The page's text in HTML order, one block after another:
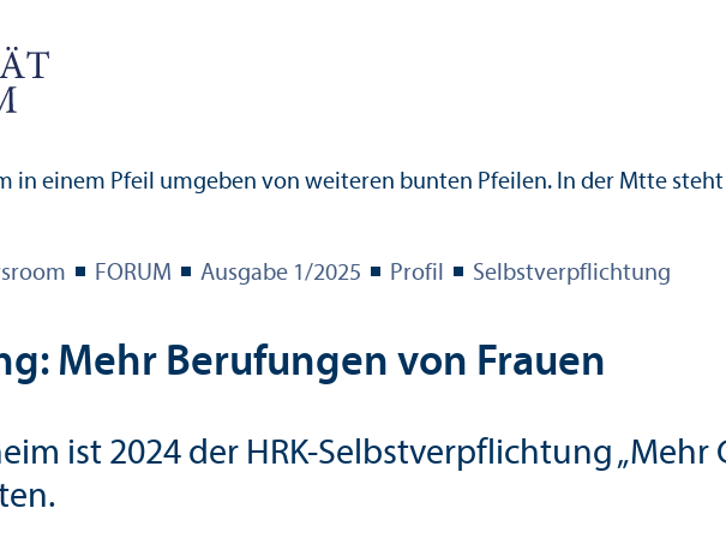
FORUM Ausgabe 1/2025 Profil Selbstverpflichtung
Mehr Berufungen von Frauen
ist 2024 der HRK-Selbstverpflichtung